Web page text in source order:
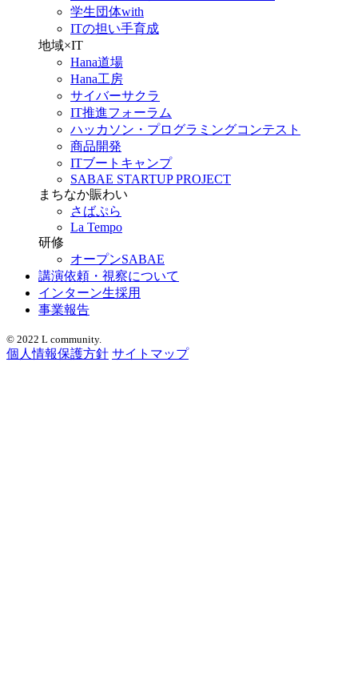
学生団体with
ITの担い手育成
地域×IT
Hana道場
Hana工房
サイバーサクラ
IT推進フォーラム
ハッカソン・プログラミングコンテスト
商品開発
ITブートキャンプ
SABAE STARTUP PROJECT
まちなか賑わい
さばぷら
La Tempo
研修
オープンSABAE
講演依頼・視察について
インターン生採用
事業報告
© 2022 L community.
個人情報保護方針 サイトマップ